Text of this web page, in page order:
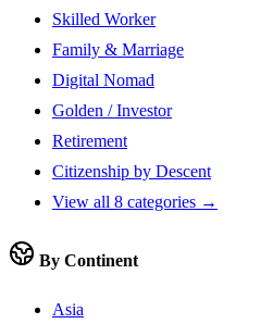
Skilled Worker
Family & Marriage
Digital Nomad
Golden / Investor
Retirement
Citizenship by Descent
View all 8 categories →
By Continent
Asia